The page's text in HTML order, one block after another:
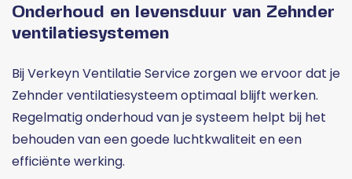
Onderhoud en levensduur van Zehnder
ventilatiesystemen
Bij Verkeyn Ventilatie Service zorgen we ervoor dat je
Zehnder ventilatiesysteem optimaal blijft werken.
Regelmatig onderhoud van je systeem helpt bij het
behouden van een goede luchtkwaliteit en een
efficiënte werking.